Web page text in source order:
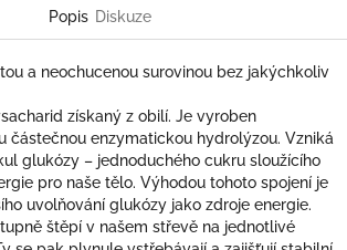
Popis Diskuze
a neochucenou surovinou bez jakýchkoliv
získaný z obilí. Je vyroben
částečnou enzymatickou hydrolýzou. Vzniká
glukózy – jednoduchého cukru sloužícího
pro naše tělo. Výhodou tohoto spojení je
uvolňování glukózy jako zdroje energie.
štěpí v našem střevě na jednotlivé